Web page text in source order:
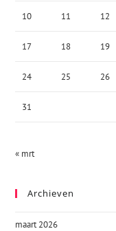
10 11 12
17 18 19
24 25 26
31
« mrt
Archieven
maart 2026